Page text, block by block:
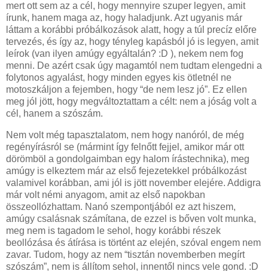
mert ott sem az a cél, hogy mennyire szuper legyen, amit
írunk, hanem maga az, hogy haladjunk. Azt ugyanis már
láttam a korábbi próbálkozások alatt, hogy a túl precíz előre
tervezés, és így az, hogy tényleg kapásból jó is legyen, amit
leírok (van ilyen amúgy egyáltalán? :D ), nekem nem fog
menni. De azért csak úgy magamtól nem tudtam elengedni a
folytonos agyalást, hogy minden egyes kis ötletnél ne
motoszkáljon a fejemben, hogy “de nem lesz jó”. Ez ellen
meg jól jött, hogy megváltoztattam a célt: nem a jóság volt a
cél, hanem a szószám.
Nem volt még tapasztalatom, nem hogy nanóról, de még
regényírásról se (mármint így felnőtt fejjel, amikor már ott
dörömböl a gondolgaimban egy halom írástechnika), meg
amúgy is elkeztem már az első fejezetekkel próbálkozást
valamivel korábban, ami jól is jött november elejére. Addigra
már volt némi anyagom, amit az első napokban
összeollózhattam. Nanó szempontjából ez azt hiszem,
amúgy csalásnak számítana, de ezzel is bőven volt munka,
meg nem is tagadom le sehol, hogy korábbi részek
beollózása és átírása is történt az elején, szóval engem nem
zavar. Tudom, hogy az nem “tisztán novemberben megírt
szószám”, nem is állítom sehol, innentől nincs vele gond. :D